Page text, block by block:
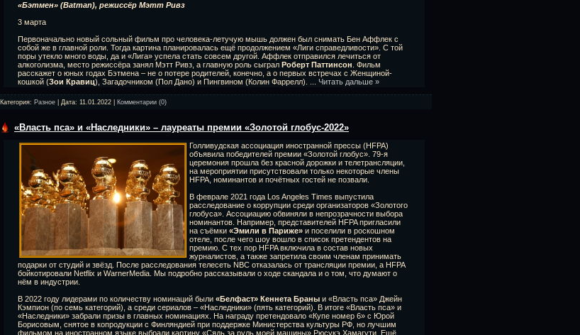
«Бэтмен» (Batman), режиссёр Мэтт Ривз
3 марта
Первоначально новый сольный фильм про человека-летучую мышь должен был снимать Бен Аффлек с
собой же в главной роли. Тогда картина планировалась ещё продолжением «Лиги справедливости». С той
поры утекло много воды, да и «Лига» успела стать совсем другой. Аффлек отправился лечиться от
алкоголизма, место режиссёра занял Мэтт Ривз, а главную роль сыграл Роберт Паттинсон . Фильм
расскажет о юных годах Бэтмена – не о потере родителей, конечно, а о первых встречах с Женщиной-
кошкой (Зои Кравиц), Загадочником (Пол Дано) и Пингвином (Колин Фаррелл). Читать дальше »
Категория: Разное | Дата: 11.01.2022 Комментарии (0)
«Власть пса» и «Наследники» – лауреаты премии «Золотой глобус-2022»
Голливудская ассоциация иностранной прессы (HFPA)
объявила победителей премии «Золотой глобус». 79-я
церемония прошла без красной дорожки и телетрансляции,
на мероприятии присутствовали только некоторые члены
HFPA, номинантов и почётных гостей не позвали.
В феврале 2021 года Los Angeles Times выпустила
расследование о коррупции среди организаторов «Золотого
глобуса». Ассоциацию обвиняли в непрозрачности выбора
номинантов. Например, представителей HFPA пригласили
на съёмки «Эмили в Париже» и поселили в роскошном
отеле, после чего шоу вошло в список претендентов на
премию. С тех пор HFPA включила в состав новых
журналистов, а также запретила своим членам принимать
подарки от студий и звёзд. После расследования телесеть NBC отказалась от трансляции премии, а HFPA
бойкотировали Netflix и WarnerMedia. Мы подробно рассказывали о ходе скандала и о том, что думают о
нём в индустрии.
В 2022 году лидерами по количеству номинаций были «Белфаст» Кеннета Браны и «Власть пса» Джейн
Кэмпион (по семь категорий), а среди сериалов – «Наследники» (пять категорий). В итоге «Власть пса» и
«Наследники» забрали призы в главных номинациях. На награду претендовало «Купе номер 6» с Юрой
Борисовым, снятое в копродукции с Финляндией при поддержке Министерства культуры РФ, но лучшим
фильмом на иностранном языке выбрали картину «Сядь за руль моей машины» Рюсукэ Хамагути. Ещё